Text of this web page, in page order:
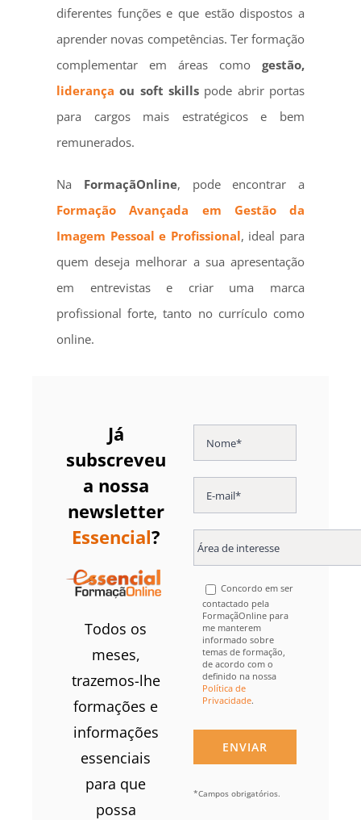
diferentes funções e que estão dispostos a
aprender novas competências. Ter formação
complementar em áreas comogestão,
liderança ou soft skills pode abrir portas
para cargos mais estratégicos e bem
remunerados.
Na FormaçãOnline, pode encontrar a
Formação Avançada em Gestão da
Imagem Pessoal e Profissional, ideal para
quem deseja melhorar a sua apresentação
em entrevistas e criar uma marca
profissional forte, tanto no currículo como
online.
Já
subscreveu
a nossa
newsletter
Essencial?
Todos os
meses,
trazemos-lhe
formações e
informações
essenciais
para que
possa
Concordo em ser
contactado pela
FormaçãOnline para
me manterem
informado sobre
temas de formação,
de acordo com o
definido na nossa
Política de
Privacidade.
*Campos obrigatórios.